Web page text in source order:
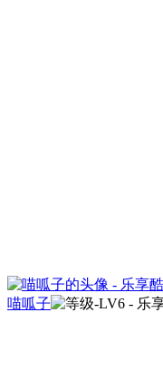
喵呱子